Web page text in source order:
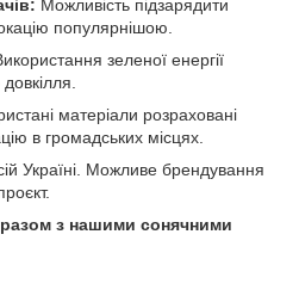
Можливість підзарядити
популярнішою.
зеленої енергії
матеріали розраховані
в громадських місцях.
Україні. Можливе брендування
з нашими сонячними